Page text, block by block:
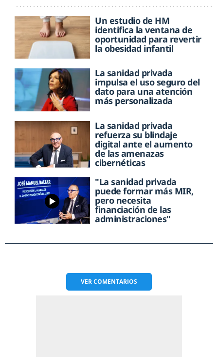
Un estudio de HM
identifica la ventana de
oportunidad para revertir
la obesidad infantil
La sanidad privada
impulsa el uso seguro del
dato para una atención
más personalizada
La sanidad privada
refuerza su blindaje
digital ante el aumento
de las amenazas
cibernéticas
"La sanidad privada
puede formar más MIR,
pero necesita
financiación de las
administraciones"
VERCOMENTARIOS